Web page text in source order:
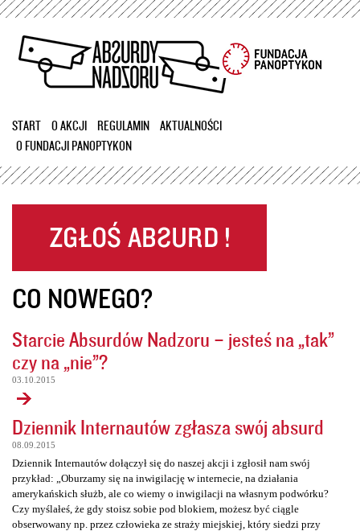
Przejdź
treści
START O AKCJI REGULAMIN
AKTUALNOŚCI
O FUNDACJI PANOPTYKON
CO NOWEGO?
Starcie Absurdów Nadzoru – jesteś na „tak”
czy na „nie”?
03.10.2015
Dziennik Internautów zgłasza swój absurd
08.09.2015
Dziennik Internautów dołączył się do naszej akcji i zgłosił nam swój
przykład: „Oburzamy się na inwigilację w internecie, na działania
amerykańskich służb, ale co wiemy o inwigilacji na własnym podwórku?
Czy myślałeś, że gdy stoisz sobie pod blokiem, możesz być ciągle
obserwowany np. przez człowieka ze straży miejskiej, który siedzi przy